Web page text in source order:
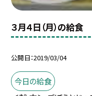
３月４日（月）の給食
公開日 2019/03/04
今日の給食